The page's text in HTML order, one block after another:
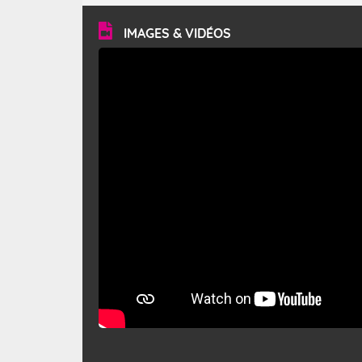
vitesse moyenne de 50 km/h et atteindre 80 à 100 km/h
en rafales, parfois davantage. Il parcourt la basse vallée
du Rhône et la Provence et envahit le littoral
méditerranéen à partir de la Camargue.
IMAGES & VIDÉOS